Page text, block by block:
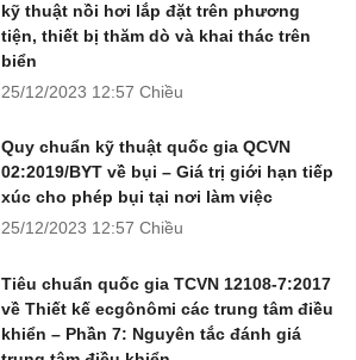
kỹ thuật nồi hơi lắp đặt trên phương
tiện, thiết bị thăm dò và khai thác trên
biển
25/12/2023 12:57 Chiều
Quy chuẩn kỹ thuật quốc gia QCVN
02:2019/BYT về bụi – Giá trị giới hạn tiếp
xúc cho phép bụi tại nơi làm việc
25/12/2023 12:57 Chiều
Tiêu chuẩn quốc gia TCVN 12108-7:2017
về Thiết kế ecgônômi các trung tâm điều
khiển – Phần 7: Nguyên tắc đánh giá